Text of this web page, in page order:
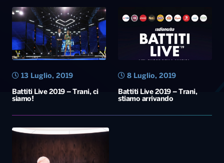
Battiti Live 2019 – Trani, ci
siamo!
13 Luglio, 2019
Battiti Live 2019 – Trani,
stiamo arrivando
8 Luglio, 2019